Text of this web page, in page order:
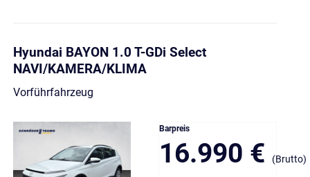
Hyundai BAYON 1.0 T-GDi Select
NAVI/KAMERA/KLIMA
Vorführfahrzeug
Barpreis
16.990 € (Brutto)